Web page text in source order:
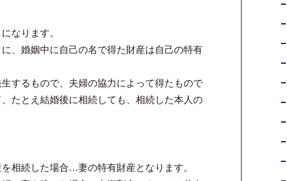
なります。
、婚姻中に自己の名で得た財産は自己の特有
するもので、夫婦の協力によって得たもので
たとえ結婚後に相続しても、相続した本人の
相続した場合…妻の特有財産となります。